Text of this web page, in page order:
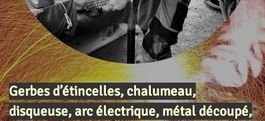
Gerbes d’étincelles, chalumeau,
disqueuse, arc électrique, métal découpé,